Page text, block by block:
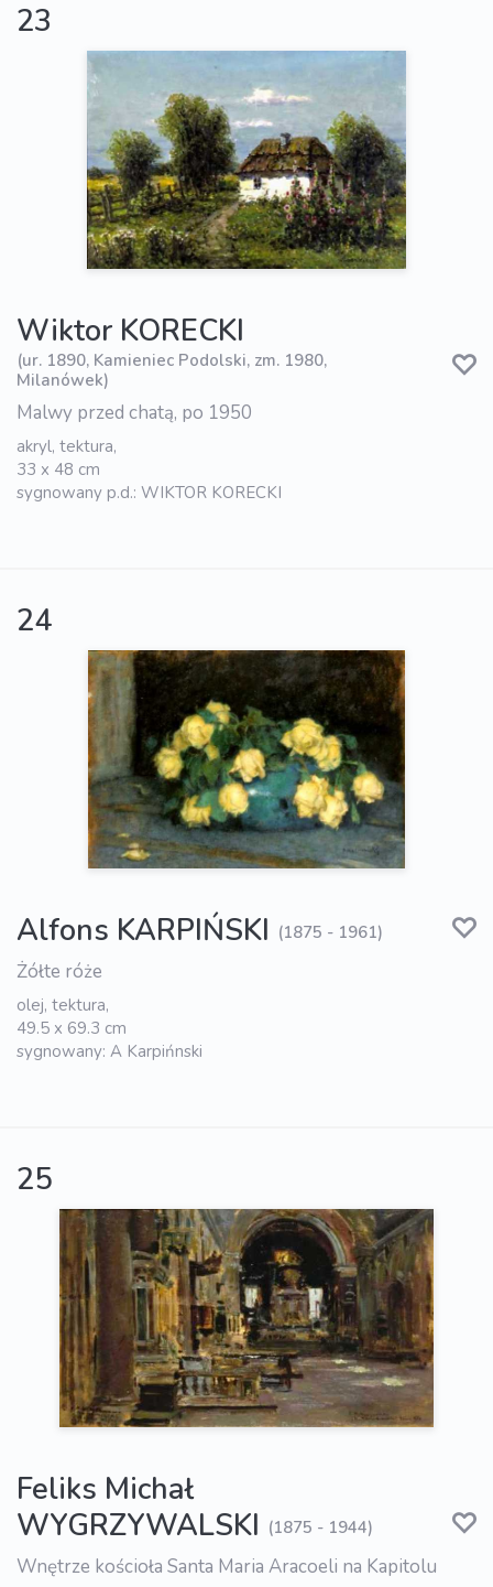
23
Wiktor KORECKI
(ur. 1890, Kamieniec Podolski, zm. 1980,
Milanówek)
Malwy przed chatą, po 1950
akryl, tektura,
33 x 48 cm
sygnowany p.d.: WIKTOR KORECKI
24
Alfons KARPIŃSKI (1875 - 1961)
Żółte róże
olej, tektura,
49.5 x 69.3 cm
sygnowany: A Karpińnski
25
Feliks Michał
WYGRZYWALSKI (1875 - 1944)
Wnętrze kościoła Santa Maria Aracoeli na Kapitolu